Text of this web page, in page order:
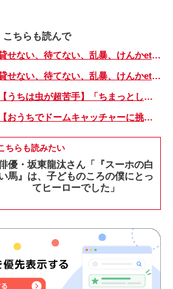
こちらも読んで
貸せない、待てない、乱暴、けんかetc. 子どものお友達トラブルSOS Vol.2
貸せない、待てない、乱暴、けんかetc. 子どものお友達トラブルSOS Vol.3
【うちは虫が超苦手】「ちまっとした虫にも大騒ぎ！」「可愛い系の虫……でも逃げる！」教えて！ みんなの虫ギライエピソード
【おうちでドームキャッチャーに挑戦だ】アンパンマン わくわくドームキャッチャー
ちらも読みたい
優・坂東龍汰さん「『スーホの白
馬』は、子どものころの僕にとっ
てヒーローでした」